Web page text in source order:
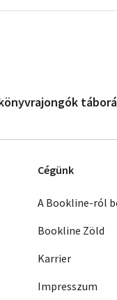
Cégünk
A Bookline-ról
Bookline Zöld
Karrier
Impresszum